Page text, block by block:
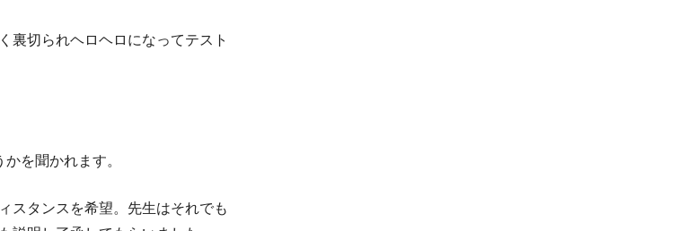
裏切られヘロヘロになってテスト
を聞かれます。
スタンスを希望。先生はそれでも